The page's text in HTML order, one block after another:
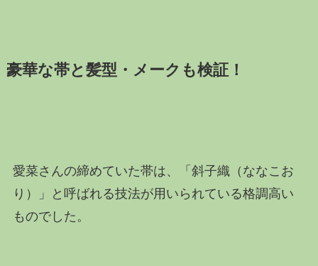
豪華な帯と髪型・メークも検証！
愛菜さんの締めていた帯は、「斜子織（ななこお
り）」と呼ばれる技法が用いられている格調高い
ものでした。